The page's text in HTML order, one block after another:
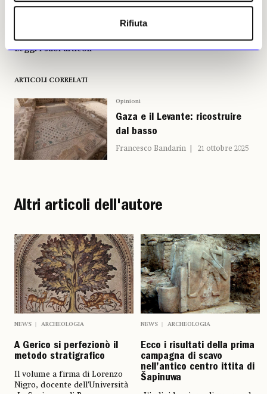
Rifiuta
Leggi i suoi articoli
ARTICOLI CORRELATI
Opinioni
Gaza e il Levante: ricostruire
dal basso
Francesco Bandarin 21 ottobre 2025
Altri articoli dell'autore
NEWS ARCHEOLOGIA
A Gerico si perfezionò il
metodo stratigrafico
Il volume a firma di Lorenzo
Nigro, docente dell’Università
NEWS ARCHEOLOGIA
Ecco i risultati della prima
campagna di scavo
nell’antico centro ittita di
Šapinuwa